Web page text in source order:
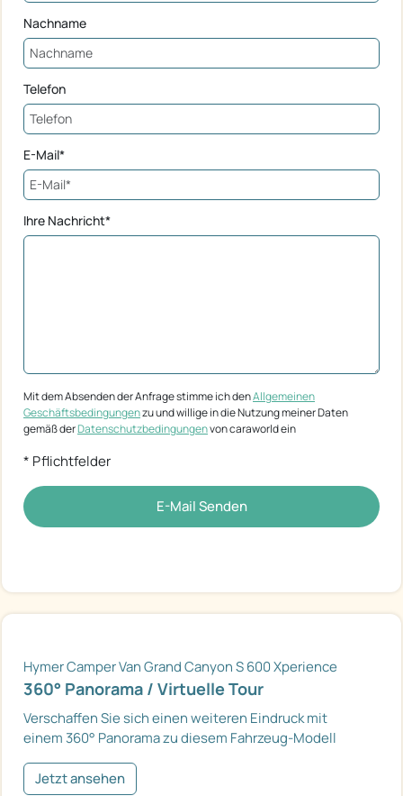
Nachname
Telefon
E-Mail*
Ihre Nachricht*
Mit dem Absenden der Anfrage stimme ich denAllgemeinen
Geschäftsbedingungenzu und willige in die Nutzung meiner Daten
gemäß derDatenschutzbedingungenvon caraworld ein
* Pflichtfelder
E-Mail Senden
Hymer Camper Van Grand Canyon S 600 Xperience
360° Panorama / Virtuelle Tour
Verschaffen Sie sich einen weiteren Eindruck mit
einem 360° Panorama zu diesem Fahrzeug-Modell
Jetzt ansehen